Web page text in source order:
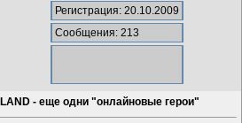
Регистрация: 20.10.2009
Сообщения: 213
- еще одни "онлайновые герои"